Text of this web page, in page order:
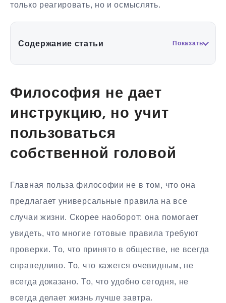
только реагировать, но и осмыслять.
Содержание статьи Показать
Философия не дает
инструкцию, но учит
пользоваться
собственной головой
Главная польза философии не в том, что она
предлагает универсальные правила на все
случаи жизни. Скорее наоборот: она помогает
увидеть, что многие готовые правила требуют
проверки. То, что принято в обществе, не всегда
справедливо. То, что кажется очевидным, не
всегда доказано. То, что удобно сегодня, не
всегда делает жизнь лучше завтра.